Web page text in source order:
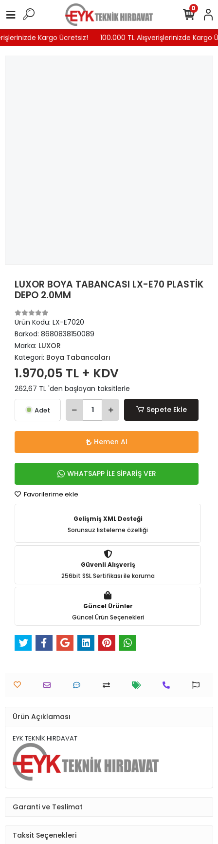
Kargo Ücretsiz! 100.000 TL Alışverişlerinizde Kargo
0
LUXOR BOYA TABANCASI LX-E70 PLASTİK
DEPO 2.0MM
Ürün Kodu: LX-E7020
Barkod: 8680838150089
Marka: LUXOR
Kategori: Boya Tabancaları
1.970,05 TL + KDV
262,67 TL 'den başlayan taksitlerle
Adet Sepete Ekle
Hemen Al
WHATSAPP İLE SİPARİŞ VER
Favorilerime ekle
Gelişmiş XML Desteği
Sorunsuz listeleme özelliği
Güvenli Alışveriş
256bit SSL Sertifikası ile koruma
Güncel Ürünler
Güncel Ürün Seçenekleri
Ürün Açıklaması
EYK TEKNİK HIRDAVAT
Garanti ve Teslimat
Taksit Seçenekleri